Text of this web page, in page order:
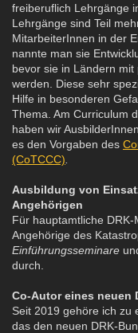
freiberuflich Lehrgänge
Lehrgänge sind Teil
MitarbeiterInnen in der
nannte man sie
bevor sie in Ländern
werden. Diese sehr
Hilfe in besonderen
Thema. Am Curriculum
haben wir
es den Vorgaben des
(CoTCCC)
Ausbildung von
Angehörigen
Für hauptamtliche
Angehörige des
Einführungsseminare
durch.
Co-Autor eines neuen
Seit 2019 gehöre ich zu
das den neuen DRK-